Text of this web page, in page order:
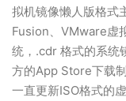
拟机镜像懒人版格
Fusion、VMware虚
统，.cdr 格式的系统
方的App Store下载
一直更新ISO格式的